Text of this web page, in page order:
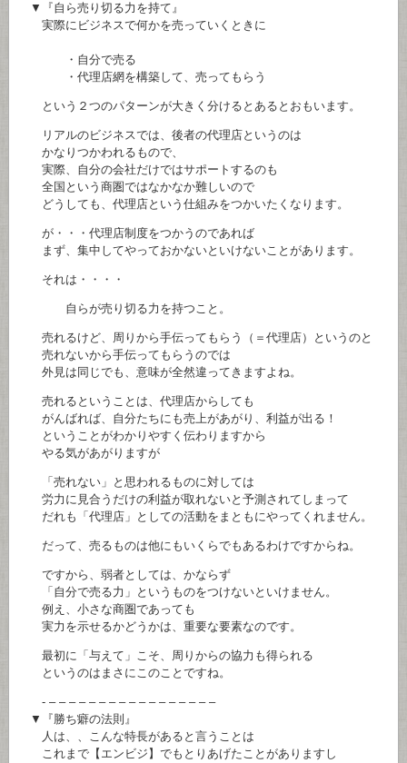
▼『自ら売り切る力を持て』
実際にビジネスで何かを売っていくときに
・自分で売る
・代理店網を構築して、売ってもらう
という２つのパターンが大きく分けるとあるとおもいます。
リアルのビジネスでは、後者の代理店というのは
かなりつかわれるもので、
実際、自分の会社だけではサポートするのも
全国という商圏ではなかなか難しいので
どうしても、代理店という仕組みをつかいたくなります。
が・・・代理店制度をつかうのであれば
まず、集中してやっておかないといけないことがあります。
それは・・・・
自らが売り切る力を持つこと。
売れるけど、周りから手伝ってもらう（＝代理店）というのと
売れないから手伝ってもらうのでは
外見は同じでも、意味が全然違ってきますよね。
売れるということは、代理店からしても
がんばれば、自分たちにも売上があがり、利益が出る！
ということがわかりやすく伝わりますから
やる気があがりますが
「売れない」と思われるものに対しては
労力に見合うだけの利益が取れないと予測されてしまって
だれも「代理店」としての活動をまともにやってくれません。
だって、売るものは他にもいくらでもあるわけですからね。
ですから、弱者としては、かならず
「自分で売る力」というものをつけないといけません。
例え、小さな商圏であっても
実力を示せるかどうかは、重要な要素なのです。
最初に「与えて」こそ、周りからの協力も得られる
というのはまさにこのことですね。
- – – – – – – – – – – – – – – – – –
▼『勝ち癖の法則』
人は、、こんな特長があると言うことは
これまで【エンビジ】でもとりあげたことがありますし